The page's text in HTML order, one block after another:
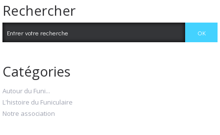
Rechercher
Catégories
Autour du Funi...
L'histoire du Funiculaire
Notre association